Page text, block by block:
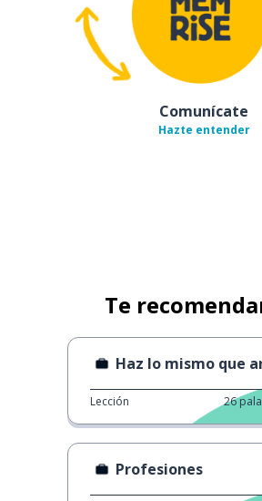
Comunícate
Hazte entender
Te
Haz lo mismo que
Lección 26
Profesiones